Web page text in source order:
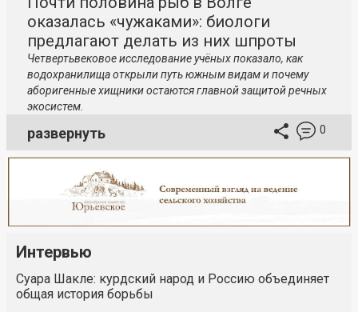
оказалась «чужаками»: биологи
предлагают делать из них шпроты
Четвертьвековое исследование учёных показало, как
водохранилища открыли путь южным видам и почему
аборигенные хищники остаются главной защитой речных
экосистем.
развернуть 0
Интервью
Суара Шакле: курдский народ и Россию объединяет
общая история борьбы